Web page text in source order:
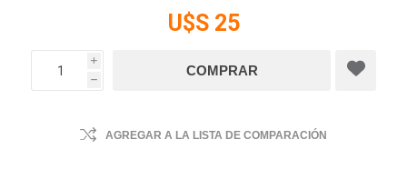
U$S 25
i
h
AGREGAR A LA LISTA DE COMPARACIÓN